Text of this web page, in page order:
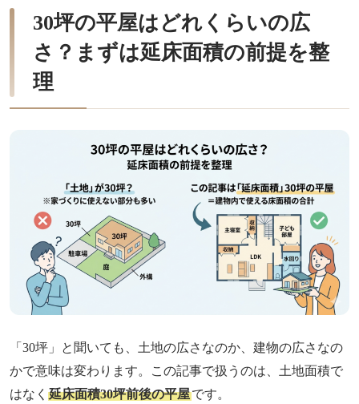
30坪の平屋はどれくらいの広
さ？まずは延床面積の前提を整
理
「30坪」と聞いても、土地の広さなのか、建物の広さなの
かで意味は変わります。この記事で扱うのは、土地面積で
はなく 延床面積30坪前後の平屋です。